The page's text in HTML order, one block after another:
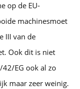
op de EU-
machinesmoet
III van de
Ook dit is niet
EG ook al zo
maar zeer weinig.